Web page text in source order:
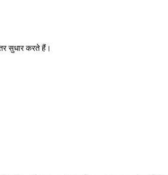
सुधार करते हैं।